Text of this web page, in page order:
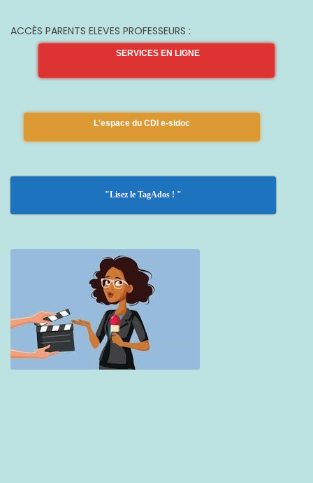
ACCÈS PARENTS ELEVES PROFESSEURS :
SERVICES EN LIGNE
L'espace du CDI e-sidoc
"Lisez le TagAdos ! "